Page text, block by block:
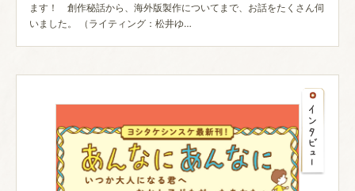
ます！ 創作秘話から、海外版製作についてまで、お話をたくさん伺
いました。 （ライティング：松井ゆ…